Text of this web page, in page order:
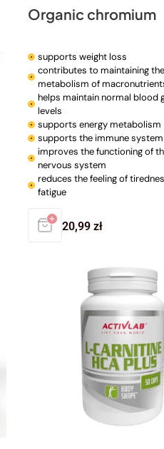
Organic chromium
supports weight loss
contributes to maintaining
metabolism of
helps maintain normal blood
levels
supports energy metabolism
supports the immune system
improves the functioning of
nervous system
reduces the feeling of
fatigue
Regular
20,99 zł